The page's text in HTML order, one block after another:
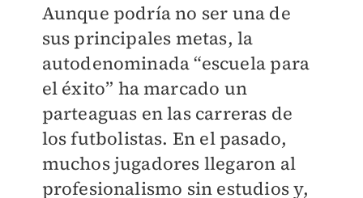
Aunque podría no ser una de
sus principales metas, la
autodenominada “escuela para
el éxito” ha marcado un
parteaguas en las carreras de
los futbolistas. En el pasado,
muchos jugadores llegaron al
profesionalismo sin estudios y,